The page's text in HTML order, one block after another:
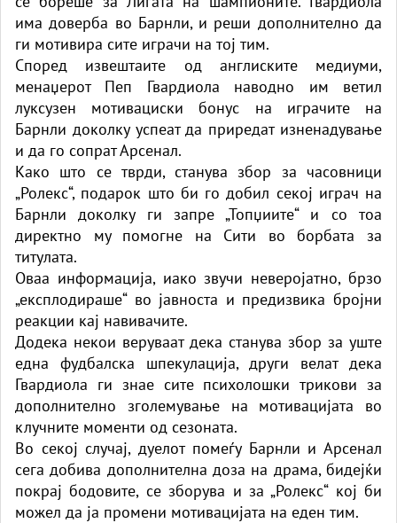
има доверба во Барнли, и реши дополнително да
ги мотивира сите играчи на тој тим.
Според извештаите од англиските медиуми,
менаџерот Пеп Гвардиола наводно им ветил
луксузен мотивациски бонус на играчите на
Барнли доколку успеат да приредат изненадување
и да го сопрат Арсенал.
Како што се тврди, станува збор за часовници
„Ролекс“, подарок што би го добил секој играч на
Барнли доколку ги запре „Топџиите“ и со тоа
директно му помогне на Сити во борбата за
титулата.
Оваа информација, иако звучи неверојатно, брзо
„експлодираше“ во јавноста и предизвика бројни
реакции кај навивачите.
Додека некои веруваат дека станува збор за уште
една фудбалска шпекулација, други велат дека
Гвардиола ги знае сите психолошки трикови за
дополнително зголемување на мотивацијата во
клучните моменти од сезоната.
Во секој случај, дуелот помеѓу Барнли и Арсенал
сега добива дополнителна доза на драма, бидејќи
покрај бодовите, се зборува и за „Ролекс“ кој би
можел да ја промени мотивацијата на еден тим.